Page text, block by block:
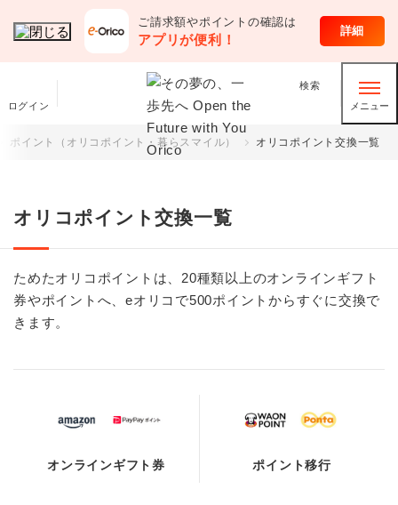
ご請求額やポイントの確認は
アプリが便利！
詳細
ログイン
検索
メニュー
クレジットカード
ポイント（オリコポイント・暮らスマイル） オリコポイント交換一覧
オリコポイント交換一覧
ためたオリコポイントは、20種類以上のオンラインギフト
券やポイントへ、eオリコで500ポイントからすぐに交換で
きます。
オンラインギフト券 ポイント移行